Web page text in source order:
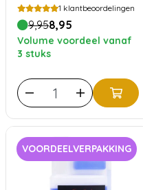
1 klantbeoordelingen
9,958,95
Volume voordeel vanaf
3 stuks
VOORDEELVERPAKKING